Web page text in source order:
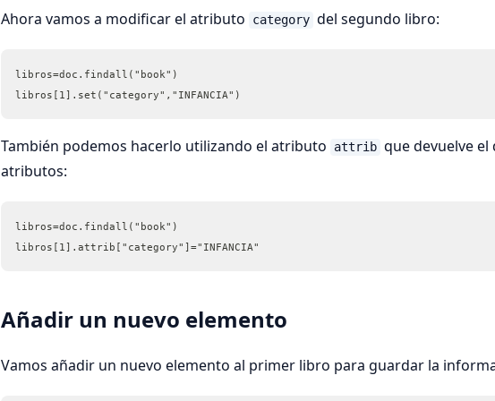
Ahora vamos a modificar el atributo category del segundo libro:
libros=doc.findall("book")
libros[1].set("category","INFANCIA")
También podemos hacerlo utilizando el atributo attrib que devuelve
atributos:
libros=doc.findall("book")
libros[1].attrib["category"]="INFANCIA"
Añadir un nuevo elemento
Vamos añadir un nuevo elemento al primer libro para guardar la